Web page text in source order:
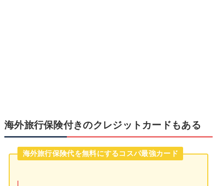
海外旅行保険付きのクレジットカードもある
海外旅行保険代を無料にするコスパ最強カード